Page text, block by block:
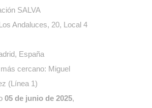
SALVA
Andaluces, 20, Local 4
España
cercano: Miguel
(Línea 1)
05 de junio de 2025,